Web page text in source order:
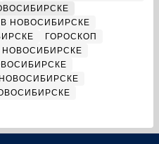
НОВОСИБИРСКЕ
ГОРОСКОП
НОВОСИБИРСКЕ